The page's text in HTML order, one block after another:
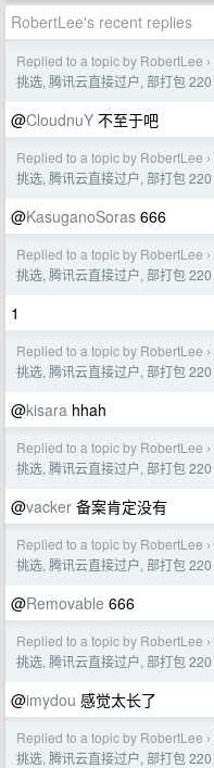
RobertLee's recent replies
Replied to a topic by RobertLee ›
挑选, 腾讯云直接过户, 部打包 220
@CloudnuY 不至于吧
Replied to a topic by RobertLee ›
挑选, 腾讯云直接过户, 部打包 220
@KasuganoSoras 666
Replied to a topic by RobertLee ›
挑选, 腾讯云直接过户, 部打包 220
1
Replied to a topic by RobertLee ›
挑选, 腾讯云直接过户, 部打包 220
@kisara hhah
Replied to a topic by RobertLee ›
挑选, 腾讯云直接过户, 部打包 220
@vacker 备案肯定没有
Replied to a topic by RobertLee ›
挑选, 腾讯云直接过户, 部打包 220
@Removable 666
Replied to a topic by RobertLee ›
挑选, 腾讯云直接过户, 部打包 220
@imydou 感觉太长了
Replied to a topic by RobertLee ›
挑选, 腾讯云直接过户, 部打包 220